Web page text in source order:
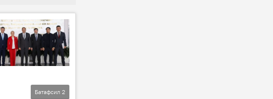
Батафсил 2